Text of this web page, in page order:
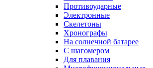
Противоударные
Электронные
Скелетоны
Хронографы
На солнечной батарее
С шагомером
Для плавания